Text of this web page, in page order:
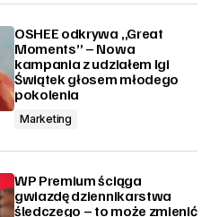
OSHEE odkrywa „Great
Moments” – Nowa
kampania z udziałem Igi
Świątek głosem młodego
pokolenia
Marketing
WP Premium ściąga
gwiazdę dziennikarstwa
śledczego – to może zmienić